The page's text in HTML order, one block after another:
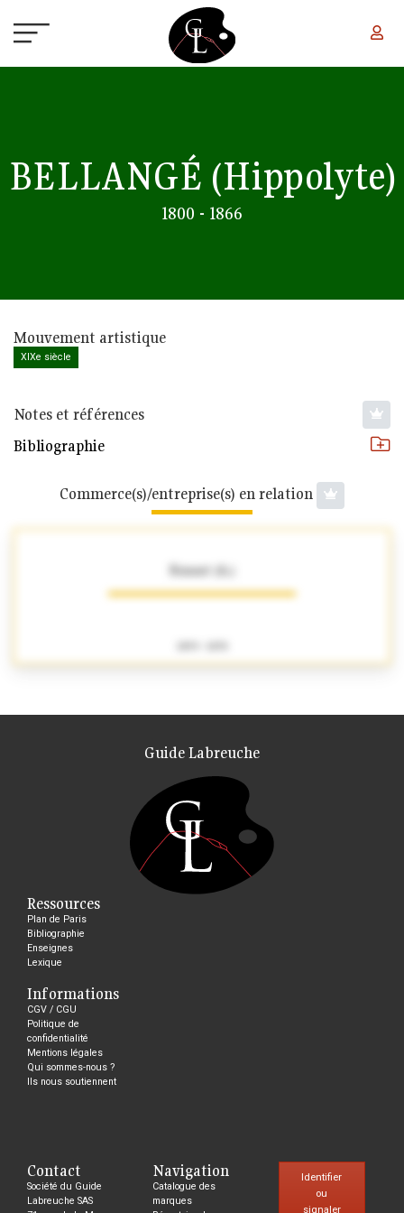
BELLANGÉ (Hippolyte)
1800 - 1866
Mouvement artistique
XIXe siècle
Notes et références
Bibliographie
Commerce(s)/entreprise(s) en relation
Binant (A.)
Guide Labreuche
Ressources
Plan de Paris
Bibliographie
Enseignes
Lexique
Informations
CGV / CGU
Politique de
confidentialité
Mentions légales
Qui sommes-nous ?
Ils nous soutiennent
Contact
Société du Guide
Labreuche SAS
Navigation
Catalogue des
marques
Identifier
ou
signaler